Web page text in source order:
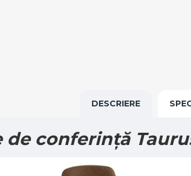
DESCRIERE
de conferință